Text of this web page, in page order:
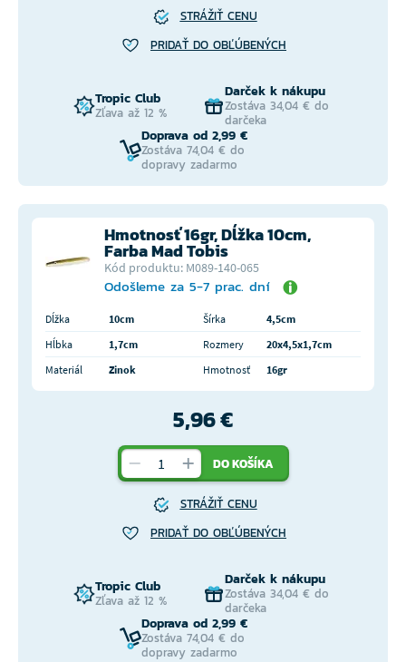
STRÁŽIŤ CENU
PRIDAŤ DO OBĽÚBENÝCH
Tropic Club
Zľava až 12 %
Darček k nákupu
Zostáva 34,04 € do
darčeka
Doprava od 2,99 €
Zostáva 74,04 € do
dopravy zadarmo
Hmotnosť 16gr, Dĺžka 10cm,
Farba Mad Tobis
Kód produktu: M089-140-065
Odošleme za 5-7 prac. dní
Dĺžka 10cm Šírka
4,5cm
Hĺbka
1,7cm Rozmery
20x4,5x1,7cm
Materiál
Zinok Hmotnosť 16gr
5,96 €
DO KOŠÍKA
STRÁŽIŤ CENU
PRIDAŤ DO OBĽÚBENÝCH
Tropic Club
Zľava až 12 %
Darček k nákupu
Zostáva 34,04 € do
darčeka
Doprava od 2,99 €
Zostáva 74,04 € do
dopravy zadarmo